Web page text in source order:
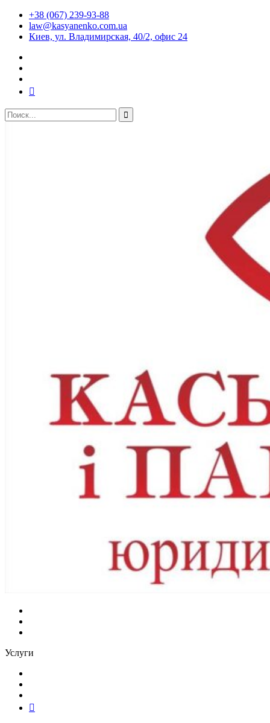
+38 (067) 239-93-88
law@kasyanenko.com.ua
Киев, ул. Владимирская, 40/2, офис 24
Услуги